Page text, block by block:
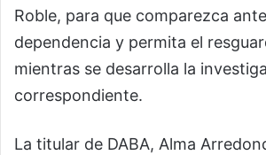
Roble, para que comparezca
dependencia y permita el
mientras se desarrolla la
correspondiente.
La titular de DABA, Alma